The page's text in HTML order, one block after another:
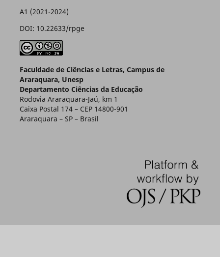
A1 (2021-2024)
DOI: 10.22633/rpge
Faculdade de Ciências e Letras, Campus de
Araraquara, Unesp
Departamento Ciências da Educação
Rodovia Araraquara-Jaú, km 1
Caixa Postal 174 – CEP 14800-901
Araraquara – SP – Brasil